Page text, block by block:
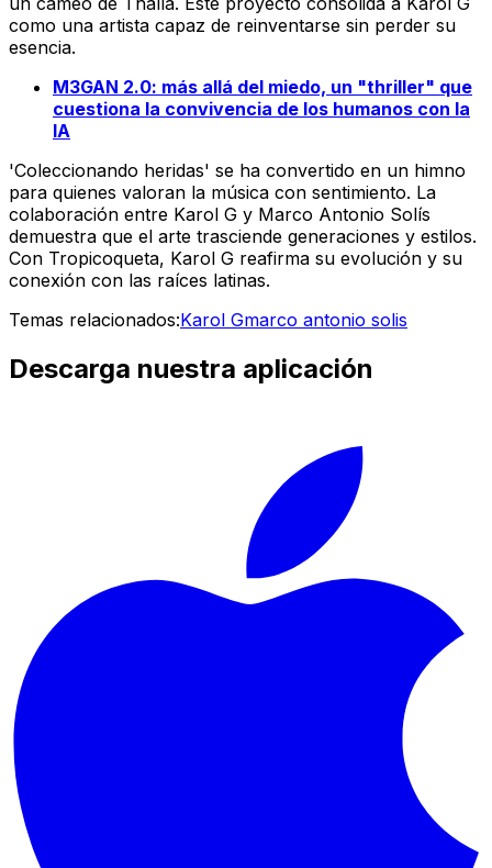
como una artista capaz de reinventarse sin perder su
esencia.
M3GAN 2.0: más allá del miedo, un "thriller" que
cuestiona la convivencia de los humanos con la
IA
'Coleccionando heridas' se ha convertido en un himno
para quienes valoran la música con sentimiento. La
colaboración entre Karol G y Marco Antonio Solís
demuestra que el arte trasciende generaciones y estilos.
Con Tropicoqueta, Karol G reafirma su evolución y su
conexión con las raíces latinas.
Temas relacionados:Karol Gmarco antonio solis
Descarga nuestra aplicación